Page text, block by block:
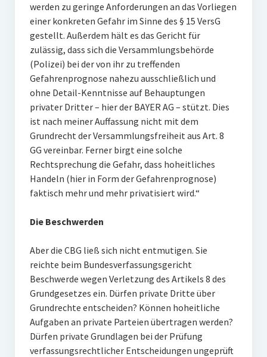
werden zu geringe Anforderungen an das Vorliegen
einer konkreten Gefahr im Sinne des § 15 VersG
gestellt. Außerdem hält es das Gericht für
zulässig, dass sich die Versammlungsbehörde
(Polizei) bei der von ihr zu treffenden
Gefahrenprognose nahezu ausschließlich und
ohne Detail-Kenntnisse auf Behauptungen
privater Dritter – hier der BAYER AG – stützt. Dies
ist nach meiner Auffassung nicht mit dem
Grundrecht der Versammlungsfreiheit aus Art. 8
GG vereinbar. Ferner birgt eine solche
Rechtsprechung die Gefahr, dass hoheitliches
Handeln (hier in Form der Gefahrenprognose)
faktisch mehr und mehr privatisiert wird.“
Die Beschwerden
Aber die CBG ließ sich nicht entmutigen. Sie
reichte beim Bundesverfassungsgericht
Beschwerde wegen Verletzung des Artikels 8 des
Grundgesetzes ein. Dürfen private Dritte über
Grundrechte entscheiden? Können hoheitliche
Aufgaben an private Parteien übertragen werden?
Dürfen private Grundlagen bei der Prüfung
verfassungsrechtlicher Entscheidungen ungeprüft